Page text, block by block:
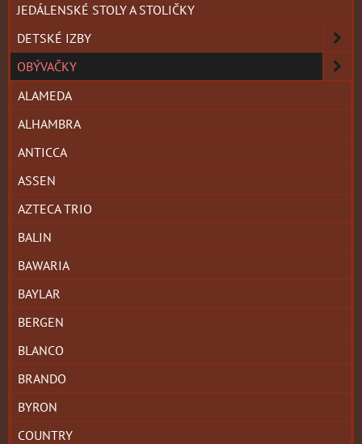
JEDÁLENSKÉ STOLY A STOLIČKY
DETSKÉ IZBY
OBÝVAČKY
ALAMEDA
ALHAMBRA
ANTICCA
ASSEN
AZTECA TRIO
BALIN
BAWARIA
BAYLAR
BERGEN
BLANCO
BRANDO
BYRON
COUNTRY